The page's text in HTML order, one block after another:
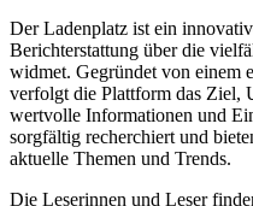
Der Ladenplatz ist ein
Berichterstattung über die
widmet. Gegründet von einem
verfolgt die Plattform das Ziel,
wertvolle Informationen und
sorgfältig recherchiert und
aktuelle Themen und Trends.
Die Leserinnen und Leser